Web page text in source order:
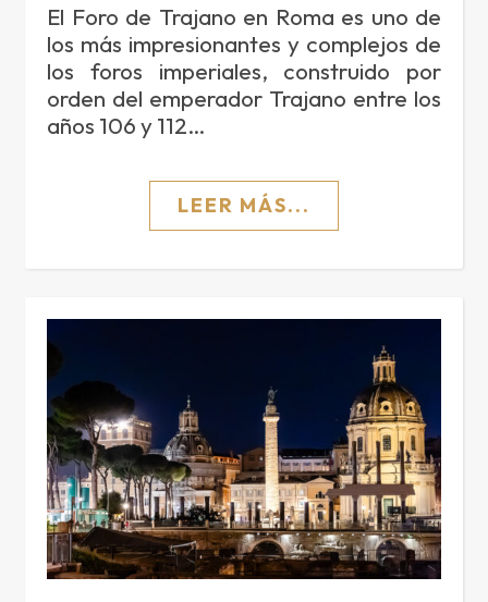
El Foro de Trajano en Roma es uno de
los más impresionantes y complejos de
los foros imperiales, construido por
orden del emperador Trajano entre los
años 106 y 112…
LEER MÁS...